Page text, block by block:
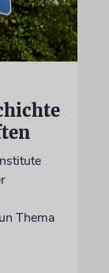
Thema